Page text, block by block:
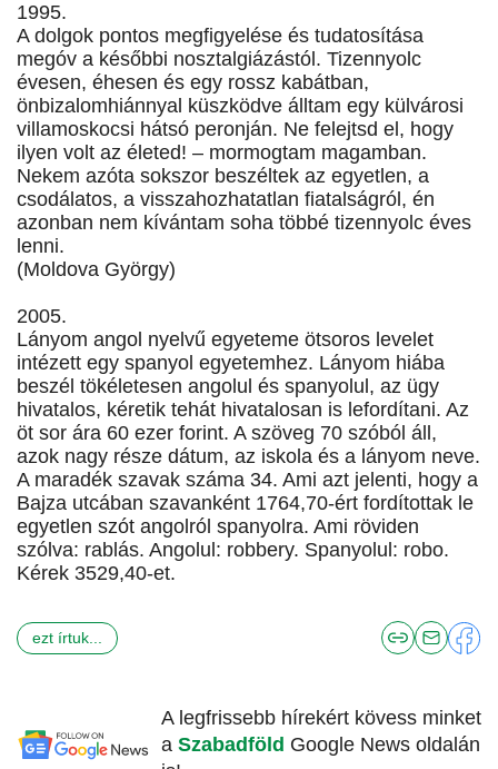
1995.
A dolgok pontos megfigyelése és tudatosítása
megóv a későbbi nosztalgiázástól. Tizennyolc
évesen, éhesen és egy rossz kabátban,
önbizalomhiánnyal küszködve álltam egy külvárosi
villamoskocsi hátsó peronján. Ne felejtsd el, hogy
ilyen volt az életed! – mormogtam magamban.
Nekem azóta sokszor beszéltek az egyetlen, a
csodálatos, a visszahozhatatlan fiatalságról, én
azonban nem kívántam soha többé tizennyolc éves
lenni.
(Moldova György)
2005.
Lányom angol nyelvű egyeteme ötsoros levelet
intézett egy spanyol egyetemhez. Lányom hiába
beszél tökéletesen angolul és spanyolul, az ügy
hivatalos, kéretik tehát hivatalosan is lefordítani. Az
öt sor ára 60 ezer forint. A szöveg 70 szóból áll,
azok nagy része dátum, az iskola és a lányom neve.
A maradék szavak száma 34. Ami azt jelenti, hogy a
Bajza utcában szavanként 1764,70-ért fordítottak le
egyetlen szót angolról spanyolra. Ami röviden
szólva: rablás. Angolul: robbery. Spanyolul: robo.
Kérek 3529,40-et.
ezt írtuk...
A legfrissebb hírekért kövess minket
a Szabadföld Google News oldalán